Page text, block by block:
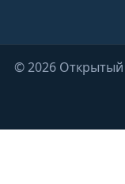
© 2026